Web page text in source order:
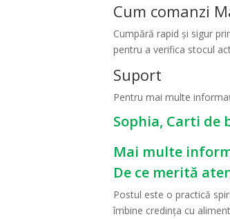
Cum comanzi
Cumpără rapid și sigur
pentru a verifica stocul
Suport
Pentru mai multe
Sophia, Carti de
Mai multe
De ce merită
Postul este o practică
îmbine credința cu